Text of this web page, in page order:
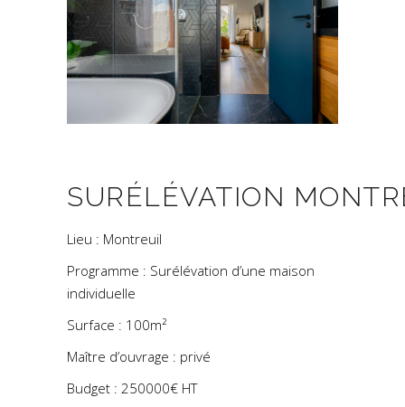
SURÉLÉVATION
Lieu : Montreuil
Programme : Surélévation d’une maison
individuelle
Surface : 100m²
Maître d’ouvrage : privé
Budget : 250000€ HT